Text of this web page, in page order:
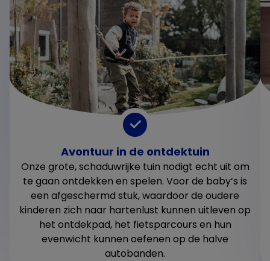
Avontuur in de ontdektuin
Onze grote, schaduwrijke tuin nodigt echt uit om
te gaan ontdekken en spelen. Voor de baby’s is
een afgeschermd stuk, waardoor de oudere
kinderen zich naar hartenlust kunnen uitleven op
het ontdekpad, het fietsparcours en hun
evenwicht kunnen oefenen op de halve
autobanden.